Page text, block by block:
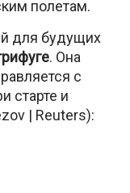
полетам.
для будущих
. Она
с
старте и
| Reuters):